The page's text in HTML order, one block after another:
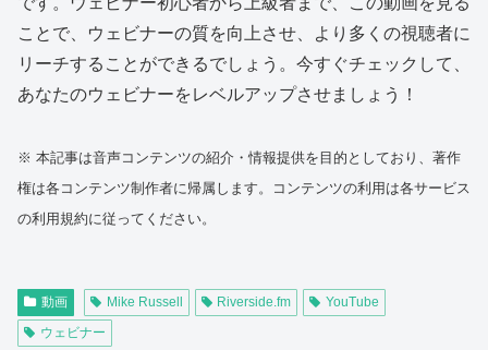
ことで、ウェビナーの質を向上させ、より多くの視聴者に
リーチすることができるでしょう。今すぐチェックして、
あなたのウェビナーをレベルアップさせましょう！
※ 本記事は音声コンテンツの紹介・情報提供を目的としており、著作
権は各コンテンツ制作者に帰属します。コンテンツの利用は各サービス
の利用規約に従ってください。
動画 Mike Russell Riverside.fm
YouTube
ウェビナー